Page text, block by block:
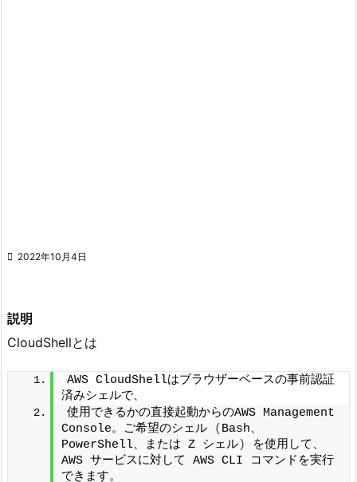
 2022年10月4日
説明
CloudShellとは
AWS CloudShellはブラウザーベースの事前認証
済みシェルで、
使用できるかの直接起動からのAWS Management
Console。ご希望のシェル
( Bash、
PowerShell、または Z シェル)
を使用して、
AWS サービスに対して AWS CLI コマンドを実行
できます。